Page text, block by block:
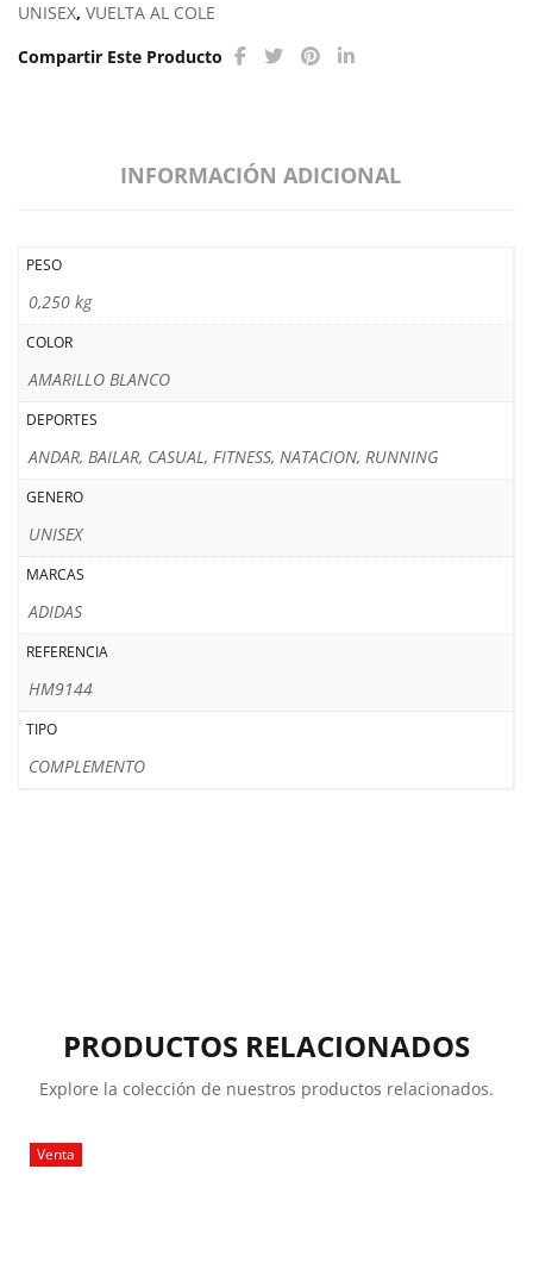
UNISEX, VUELTA AL COLE
Compartir Este Producto
INFORMACIÓN ADICIONAL
PESO
0,250 kg
COLOR
AMARILLO BLANCO
DEPORTES
ANDAR, BAILAR, CASUAL, FITNESS, NATACION, RUNNING
GENERO
UNISEX
MARCAS
ADIDAS
REFERENCIA
HM9144
TIPO
COMPLEMENTO
PRODUCTOS RELACIONADOS
Explore la colección de nuestros productos relacionados.
Venta